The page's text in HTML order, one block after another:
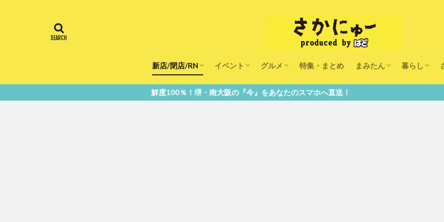
新店/閉店/RN
飲食店
スーパー
美容・健康
医療
イベント
キッズ
グルメ
ランチ
カフェ
特集・まとめ まみたん 暮らし
鮮度100％！堺・南大阪の『今』をあなたのスマホへ直送！